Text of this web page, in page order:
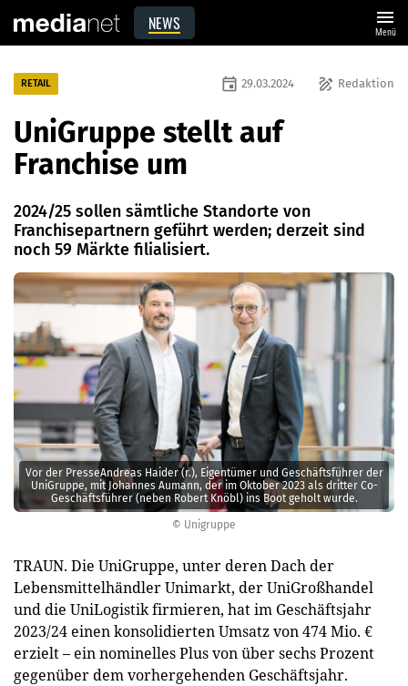
NEWS menu
Menü
© Unigruppe
Vor der PresseAndreas Haider (r.), Eigentümer und Geschäftsführer der
Uni­Gruppe, mit Johannes Aumann, der im Oktober 2023 als dritter Co-
Geschäftsführer (neben Robert Knöbl) ins Boot geholt wurde.
RETAIL draw Redaktion
event 29.03.2024
UniGruppe stellt auf
Franchise um
2024/25 sollen sämtliche Standorte von
Franchisepartnern geführt werden; derzeit sind
noch 59 Märkte filialisiert.
TRAUN. Die UniGruppe, unter deren Dach der
Lebensmittelhändler Unimarkt, der UniGroßhandel
und die UniLogistik firmieren, hat im Geschäftsjahr
2023/24 einen konsolidierten Umsatz von 474 Mio. €
erzielt – ein nominelles Plus von über sechs Prozent
gegenüber dem vorhergehenden Geschäftsjahr.